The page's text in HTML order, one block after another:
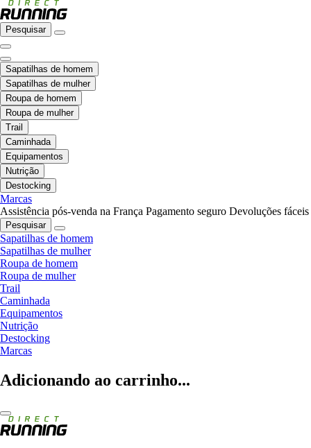
Pesquisar
Sapatilhas de homem
Sapatilhas de mulher
Roupa de homem
Roupa de mulher
Trail
Caminhada
Equipamentos
Nutrição
Destocking
Marcas
Assistência pós-venda na França Pagamento seguro Devoluções fáceis
Pesquisar
Sapatilhas de homem
Sapatilhas de mulher
Roupa de homem
Roupa de mulher
Trail
Caminhada
Equipamentos
Nutrição
Destocking
Marcas
Adicionando ao carrinho...